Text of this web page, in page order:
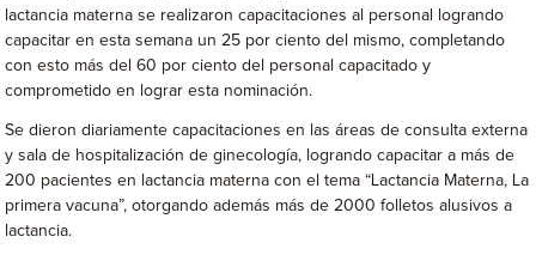
lactancia materna se realizaron capacitaciones al personal logrando
capacitar en esta semana un 25 por ciento del mismo, completando
con esto más del 60 por ciento del personal capacitado y
comprometido en lograr esta nominación.
Se dieron diariamente capacitaciones en las áreas de consulta externa
y sala de hospitalización de ginecología, logrando capacitar a más de
200 pacientes en lactancia materna con el tema “Lactancia Materna, La
primera vacuna”, otorgando además más de 2000 folletos alusivos a
lactancia.